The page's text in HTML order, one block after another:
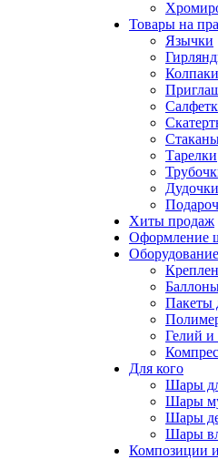
Товары на
Язычки
Колпаки
Тарелки
Дудочки
Хиты продаж
Оформление
Пакеты
Гелий и
Для кого
Шары
Шары
Шары
Шары
Композиции